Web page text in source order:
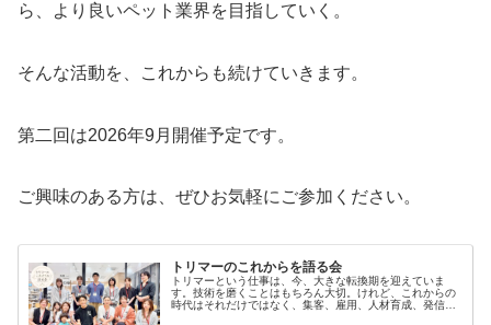
ら、より良いペット業界を目指していく。
そんな活動を、これからも続けていきます。
第二回は2026年9月開催予定です。
ご興味のある方は、ぜひお気軽にご参加ください。
トリマーのこれからを語る会
トリマーという仕事は、今、大きな転換期を迎えていま
す。技術を磨くことはもちろん大切。けれど、これからの
時代はそれだけではなく、集客、雇用、人材育成、発信、